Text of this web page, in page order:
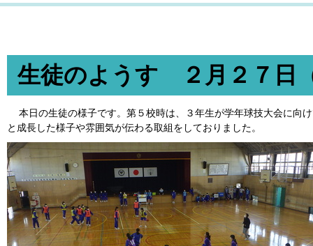
生徒のようす ２月２７日
本日の生徒の様子です。第５校時は、３年生が学年球技大会に向
と成長した様子や雰囲気が伝わる取組をしておりました。